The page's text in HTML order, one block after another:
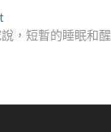
Next
post:
，短暫的睡眠和